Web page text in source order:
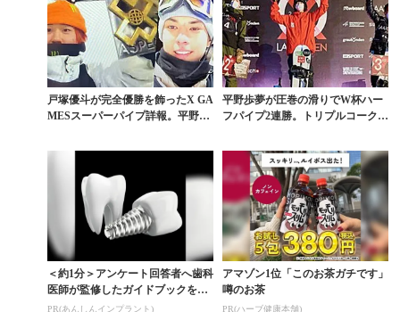
戸塚優斗が完全優勝を飾ったX GA
MESスーパーパイプ詳報。平野流
平野歩夢が圧巻の滑りでW杯ハー
フパイプ2連勝。トリプルコークの
＜約1分＞アンケート回答者へ歯科
医師が監修したガイドブックをプ
レゼント。65歳以...
PR(あんしんインプラント)
アマゾン1位「このお茶ガチです」
噂のお茶
PR(ハーブ健康本舗)